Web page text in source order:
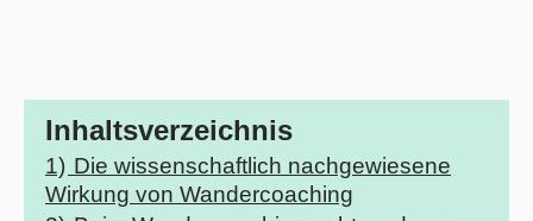
Inhaltsverzeichnis
1) Die wissenschaftlich nachgewiesene
Wirkung von Wandercoaching